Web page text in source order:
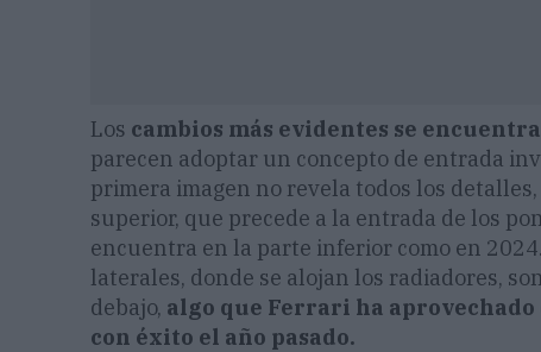
Los cambios más evidentes se
parecen adoptar un concepto de entrada
primera imagen no revela todos los
superior, que precede a la entrada de los
encuentra en la parte inferior como en
laterales, donde se alojan los radiadores,
debajo, algo que Ferrari ha aprovechado
con éxito el año pasado.